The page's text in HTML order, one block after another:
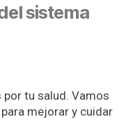
sistema
por tu salud. Vamos
mejorar y cuidar